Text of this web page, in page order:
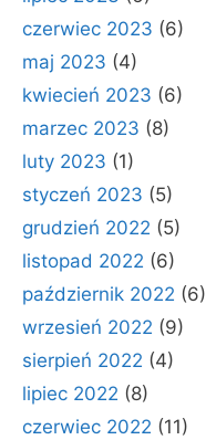
czerwiec 2023 (6)
maj 2023 (4)
kwiecień 2023 (6)
marzec 2023 (8)
luty 2023 (1)
styczeń 2023 (5)
grudzień 2022 (5)
listopad 2022 (6)
październik 2022 (6)
wrzesień 2022 (9)
sierpień 2022 (4)
lipiec 2022 (8)
czerwiec 2022 (11)